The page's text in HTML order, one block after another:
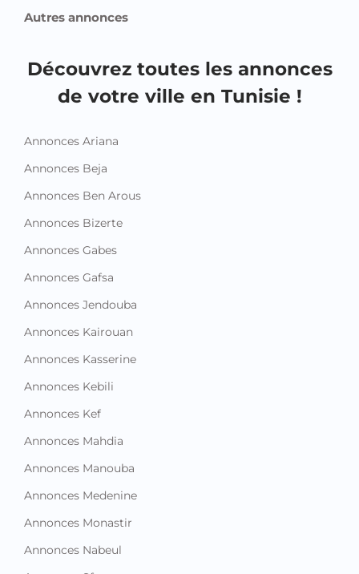
Autres annonces
Découvrez toutes les annonces
de votre ville en Tunisie !
Annonces Ariana
Annonces Beja
Annonces Ben Arous
Annonces Bizerte
Annonces Gabes
Annonces Gafsa
Annonces Jendouba
Annonces Kairouan
Annonces Kasserine
Annonces Kebili
Annonces Kef
Annonces Mahdia
Annonces Manouba
Annonces Medenine
Annonces Monastir
Annonces Nabeul